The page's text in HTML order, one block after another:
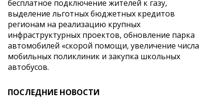
бесплатное подключение жителей к газу,
выделение льготных бюджетных кредитов
регионам на реализацию крупных
инфраструктурных проектов, обновление парка
автомобилей «скорой помощи, увеличение числа
мобильных поликлиник и закупка школьных
автобусов.
ПОСЛЕДНИЕ НОВОСТИ